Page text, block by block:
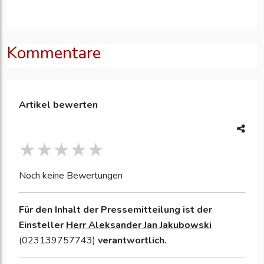
Kommentare
Artikel bewerten
Noch keine Bewertungen
Für den Inhalt der Pressemitteilung ist der
Einsteller Herr Aleksander Jan Jakubowski
(023139757743) verantwortlich.